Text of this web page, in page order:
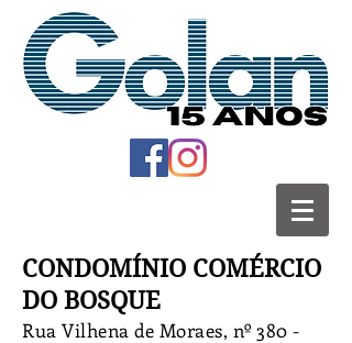
CONDOMÍNIO COMÉRCIO
DO BOSQUE
Rua Vilhena de Moraes, nº 380 -